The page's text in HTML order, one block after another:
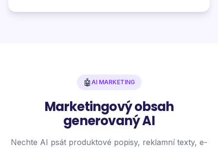
🤖 AI MARKETING
Marketingový obsah
generovaný AI
Nechte AI psát produktové popisy, reklamní texty, e-